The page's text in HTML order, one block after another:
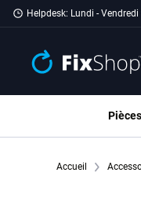
Passer au contenu
Helpdesk: Lundi -
Accueil